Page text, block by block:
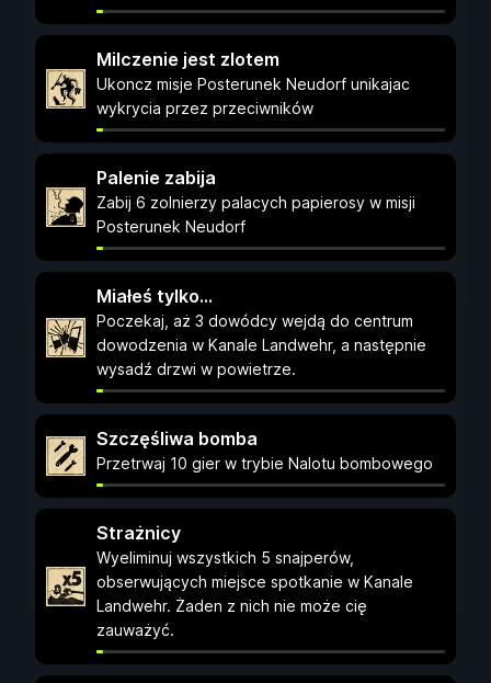
Milczenie jest zlotem
Ukoncz misje Posterunek Neudorf unikajac
wykrycia przez przeciwników
Palenie zabija
Zabij 6 zolnierzy palacych papierosy w misji
Posterunek Neudorf
Miałeś tylko...
Poczekaj, aż 3 dowódcy wejdą do centrum
dowodzenia w Kanale Landwehr, a następnie
wysadź drzwi w powietrze.
Szczęśliwa bomba
Przetrwaj 10 gier w trybie Nalotu bombowego
Strażnicy
Wyeliminuj wszystkich 5 snajperów,
obserwujących miejsce spotkanie w Kanale
Landwehr. Żaden z nich nie może cię
zauważyć.